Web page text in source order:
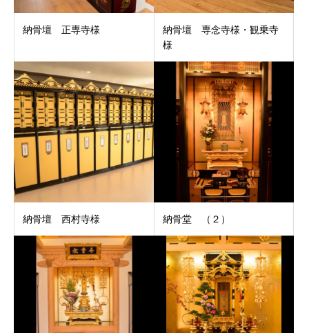
納骨壇 正専寺様
納骨壇 専念寺様・観乗寺
様
納骨壇 西村寺様 納骨堂 （２）